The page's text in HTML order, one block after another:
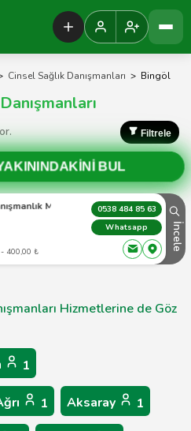
Cinsel Sağlık Danışmanları > Bingöl
Filtrele
BUL
Merkezi
- 400,00 ₺
0538 484 85 63
Whatsapp
İncele
Hizmetlerine de Göz
1
1 Aksaray 1